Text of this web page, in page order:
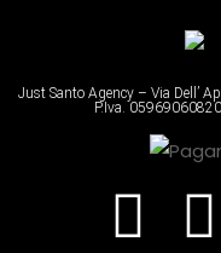
Just Santo Agency – Via Dell’
P.Iva.